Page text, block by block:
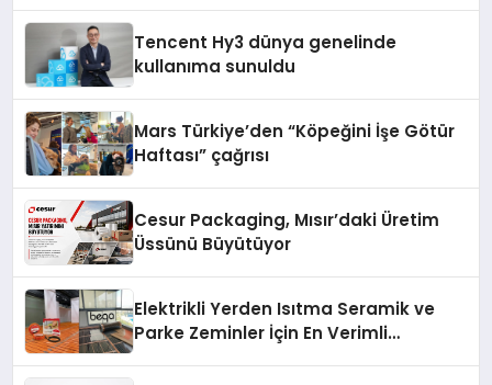
Tencent Hy3 dünya genelinde
kullanıma sunuldu
Mars Türkiye’den “Köpeğini İşe Götür
Haftası” çağrısı
Cesur Packaging, Mısır’daki Üretim
Üssünü Büyütüyor
Elektrikli Yerden Isıtma Seramik ve
Parke Zeminler İçin En Verimli